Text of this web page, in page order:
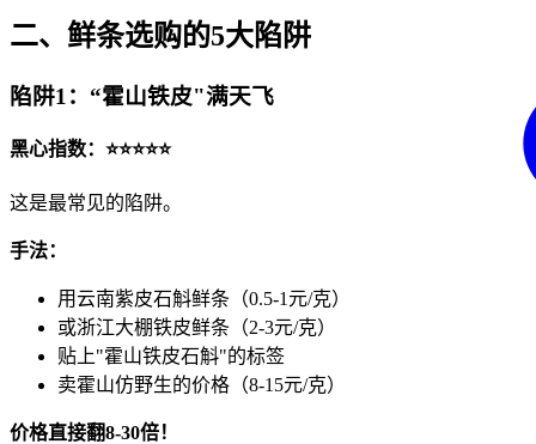
二、鲜条选购的5大陷阱
陷阱1：“霍山铁皮"满天飞
黑心指数：⭐⭐⭐⭐⭐
这是最常见的陷阱。
手法：
用云南紫皮石斛鲜条（0.5-1元/克）
或浙江大棚铁皮鲜条（2-3元/克）
贴上"霍山铁皮石斛"的标签
卖霍山仿野生的价格（8-15元/克）
价格直接翻8-30倍！